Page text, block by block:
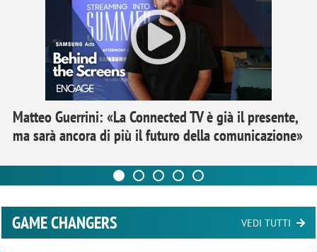
Matteo Guerrini: «La Connected TV è già il presente,
ma sarà ancora di più il futuro della comunicazione»
GAME CHANGERS VEDI TUTTI